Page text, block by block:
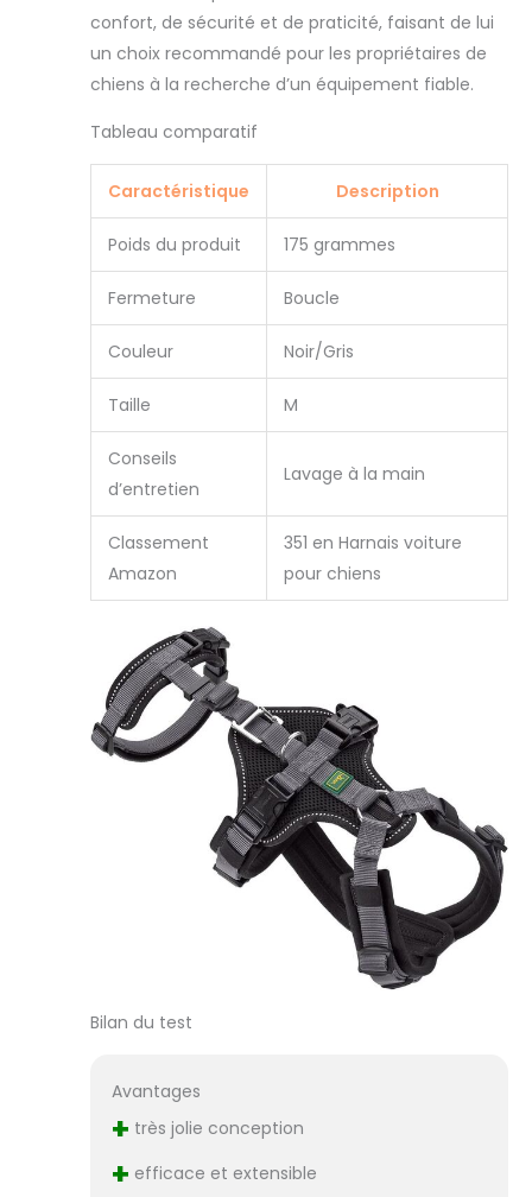
confort, de sécurité et de praticité, faisant de lui
un choix recommandé pour les propriétaires de
chiens à la recherche d’un équipement fiable.
Tableau comparatif
Caractéristique Description
Poids du produit 175 grammes
Fermeture Boucle
Couleur Noir/Gris
Taille M
Conseils
d’entretien
Lavage à la main
Classement
Amazon
351 en Harnais voiture
pour chiens
Bilan du test
Avantages
+ très jolie conception
+ efficace et extensible